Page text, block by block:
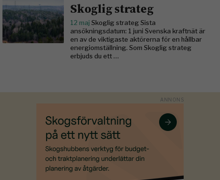
Skoglig strateg
12 maj Skoglig strateg Sista
ansökningsdatum: 1 juni Svenska kraftnät är
en av de viktigaste aktörerna för en hållbar
energiomställning. Som Skoglig strateg
erbjuds du ett …